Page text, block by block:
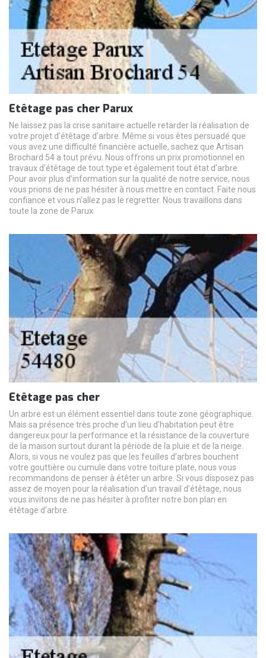
Etêtage pas cher Parux
Ne laissez pas la crise sanitaire actuelle retarder la réalisation de
votre projet d’étêtage d’arbre. Même si vous êtes persuadé que
vous avez une difficulté financière actuelle, sachez que Artisan
Brochard 54 a tout prévu. Nous offrons un prix promotionnel en
travaux d’étêtage de tout type et également tout état d’arbre.
Pour avoir plus d’information sur la qualité de notre service, nous
vous prions de ne pas hésiter à nous mettre en contact. Faite nous
confiance et vous n’allez pas le regretter. Nous travaillons dans
toute la zone de Parux.
Etêtage pas cher
Un arbre est un élément essentiel dans toute zone géographique.
Mais sa présence très proche d’un lieu d’habitation peut être
dangereux pour la performance et la résistance de la couverture
de la maison surtout durant la période de la pluie et de la neige.
Alors, si vous ne voulez pas que les feuilles d’arbres bouchent
votre gouttière ou cumule dans votre toiture plate, nous vous
recommandons de penser à étêter un arbre. Si vous disposez pas
assez de moyen pour la réalisation d’un travail d’étêtage, nous
vous invitons de ne pas hésiter à profiter notre bon plan en
étêtage d’arbre.